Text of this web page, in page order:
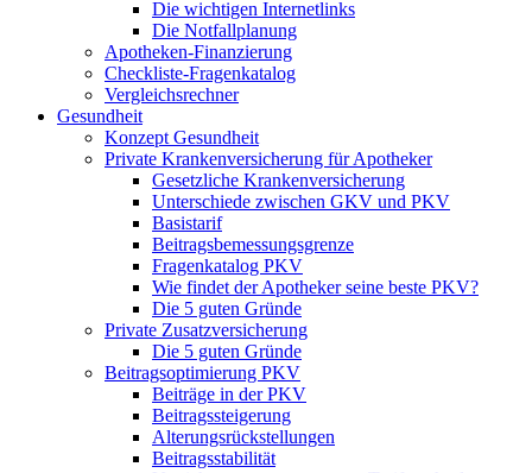
Die wichtigen Internetlinks
Die Notfallplanung
Apotheken-Finanzierung
Checkliste-Fragenkatalog
Vergleichsrechner
Gesundheit
Konzept Gesundheit
Private Krankenversicherung für Apotheker
Gesetzliche Krankenversicherung
Unterschiede zwischen GKV und PKV
Basistarif
Beitragsbemessungsgrenze
Fragenkatalog PKV
Wie findet der Apotheker seine beste PKV?
Die 5 guten Gründe
Private Zusatzversicherung
Die 5 guten Gründe
Beitragsoptimierung PKV
Beiträge in der PKV
Beitragssteigerung
Alterungsrückstellungen
Beitragsstabilität